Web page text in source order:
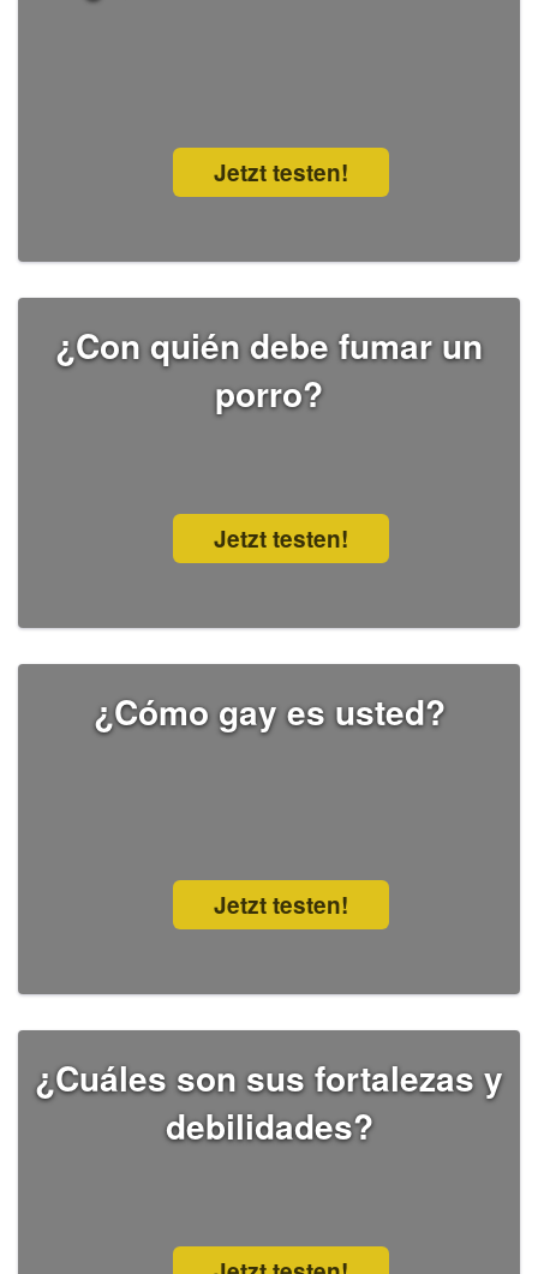
Jetzt testen!
¿Con quién debe fumar un
porro?
Jetzt testen!
¿Cómo gay es usted?
Jetzt testen!
¿Cuáles son sus fortalezas y
debilidades?